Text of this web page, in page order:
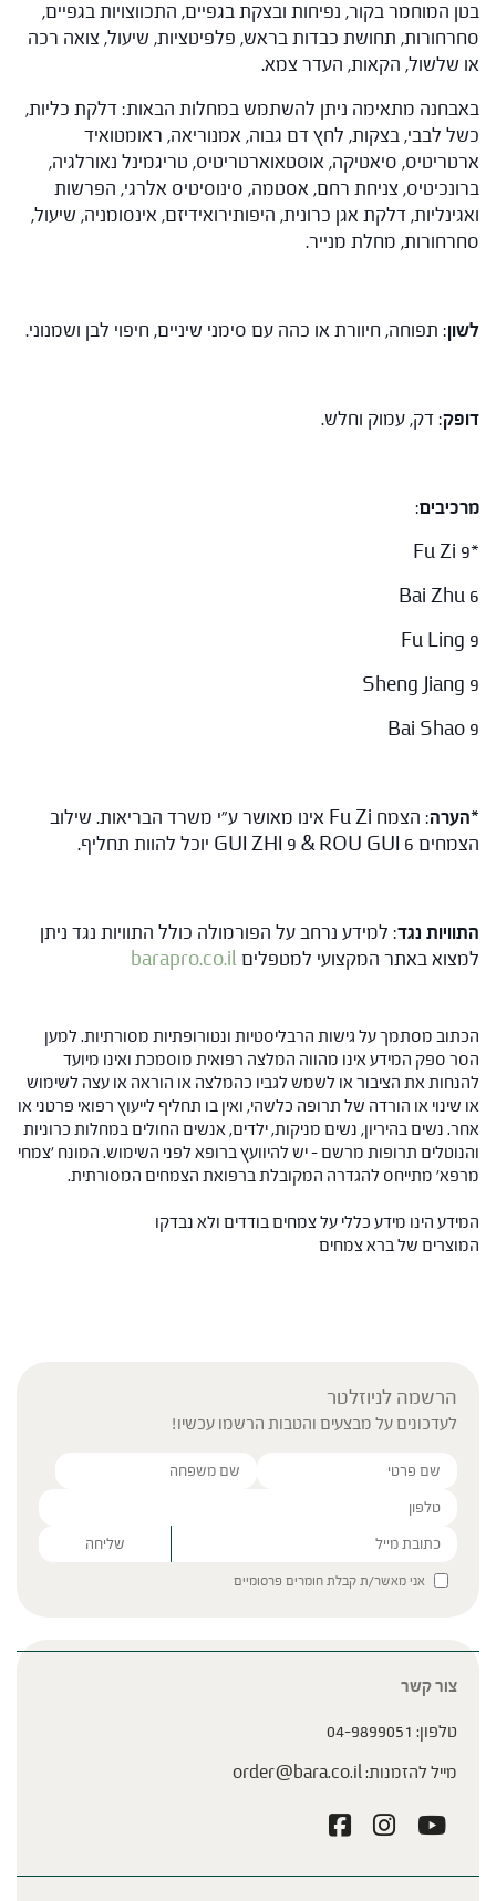
בטן המוחמר בקור, נפיחות ובצקת בגפיים, התכווצויות בגפיים,
סחרחורות, תחושת כבדות בראש, פלפיטציות, שיעול, צואה רכה
או שלשול, הקאות, העדר צמא.
באבחנה מתאימה ניתן להשתמש במחלות הבאות: דלקת כליות,
כשל לבבי, בצקות, לחץ דם גבוה, אמנוריאה, ראומטואיד
ארטריטיס, סיאטיקה, אוסטאוארטריטיס, טריגמינל נאורלגיה,
ברונכיטיס, צניחת רחם, אסטמה, סינוסיטיס אלרגי, הפרשות
ואגינליות, דלקת אגן כרונית, היפותירואידיזם, אינסומניה, שיעול,
סחרחורות, מחלת מנייר.
לשון: תפוחה, חיוורת או כהה עם סימני שיניים, חיפוי לבן ושמנוני.
דופק: דק, עמוק וחלש.
מרכיבים:
*Fu Zi 9
Bai Zhu 6
Fu Ling 9
Sheng Jiang 9
Bai Shao 9
*הערה
: הצמח Fu Zi אינו מאושר ע"י משרד הבריאות. שילוב
הצמחים GUI ZHI 9 & ROU GUI 6 יוכל להוות תחליף.
התוויות נגד: למידע נרחב על הפורמולה כולל התוויות נגד ניתן
למצוא באתר המקצועי למטפליםbarapro.co.il
הכתוב מסתמך על גישות הרבליסטיות ונטורופתיות מסורתיות. למען
הסר ספק המידע אינו מהווה המלצה רפואית מוסמכת ואינו מיועד
להנחות את הציבור או לשמש לגביו כהמלצה או הוראה או עצה לשימוש
או שינוי או הורדה של תרופה כלשהי, ואין בו תחליף לייעוץ רפואי פרטני או
אחר. נשים בהיריון, נשים מניקות, ילדים, אנשים החולים במחלות כרוניות
והנוטלים תרופות מרשם – יש להיוועץ ברופא לפני השימוש. המונח 'צמחי
מרפא' מתייחס להגדרה המקובלת ברפואת הצמחים המסורתית.
המידע הינו מידע כללי על צמחים בודדים ולא נבדקו
המוצרים של ברא צמחים
הרשמה לניוזלטר
לעדכונים על מבצעים והטבות הרשמו עכשיו!
Please leave this field empty.
אני מאשר/ת קבלת חומרים פרסומיים
צור קשר
טלפון: 04-9899051
מייל להזמנות:order@bara.co.il